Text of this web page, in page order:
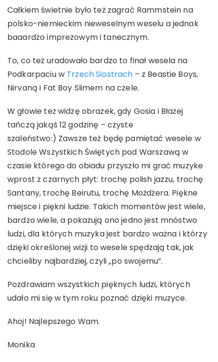
Całkiem świetnie było też zagrać Rammstein na
polsko-niemieckim nieweselnym weselu a jednak
baaardzo imprezowym i tanecznym.
To, co też uradowało bardzo to finał wesela na
Podkarpaciu w Trzech Siostrach – z Beastie Boys,
Nirvaną i Fat Boy Slimem na czele.
W głowie też widzę obrazek, gdy Gosia i Błażej
tańczą jakąś 12 godzinę – czyste
szaleństwo:) Zawsze też będę pamiętać wesele w
Stodole Wszystkich Świętych pod Warszawą w
czasie którego do obiadu przyszło mi grać muzyke
wprost z czarnych płyt: trochę polish jazzu, trochę
Santany, trochę Beirutu, trochę Możdżera. Piękne
miejsce i piękni ludzie. Takich momentów jest wiele,
bardzo wiele, a pokazują ono jedno jest mnóstwo
ludzi, dla których muzyka jest bardzo ważna i którzy
dzięki określonej wizji to wesele spędzają tak, jak
chcieliby najbardziej, czyli „po swojemu”.
Pozdrawiam wszystkich pięknych ludzi, których
udało mi się w tym roku poznać dzięki muzyce.
Ahoj! Najlepszego Wam.
Monika